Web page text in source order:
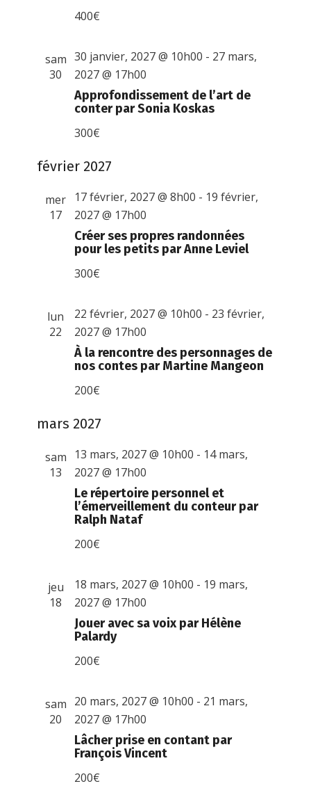
400€
sam
30
Approfondissement de l’art de
conter par Sonia Koskas
30 janvier, 2027 @ 10h00 - 27 mars,
2027 @ 17h00
300€
février 2027
mer
17
Créer ses propres randonnées
pour les petits par Anne Leviel
17 février, 2027 @ 8h00 - 19 février,
2027 @ 17h00
300€
lun
22
À la rencontre des personnages de
nos contes par Martine Mangeon
22 février, 2027 @ 10h00 - 23 février,
2027 @ 17h00
200€
mars 2027
sam
13
Le répertoire personnel et
l’émerveillement du conteur par
Ralph Nataf
13 mars, 2027 @ 10h00 - 14 mars,
2027 @ 17h00
200€
jeu
18
Jouer avec sa voix par Hélène
Palardy
18 mars, 2027 @ 10h00 - 19 mars,
2027 @ 17h00
200€
sam
20
Lâcher prise en contant par
François Vincent
20 mars, 2027 @ 10h00 - 21 mars,
2027 @ 17h00
200€